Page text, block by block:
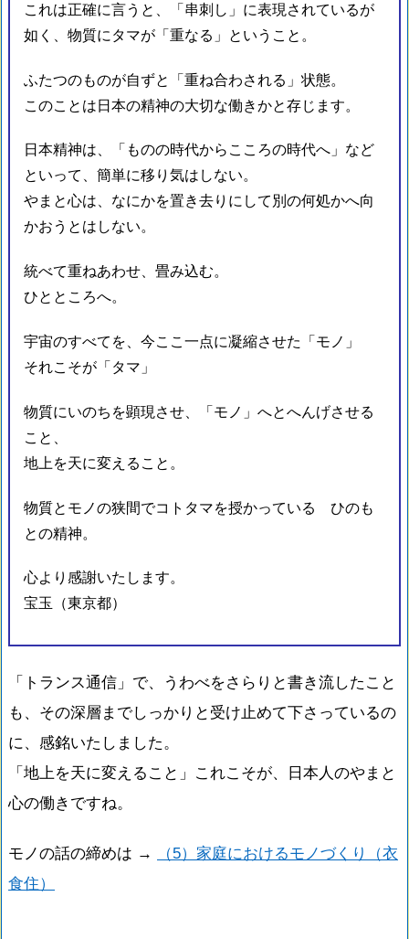
これは正確に言うと、「串刺し」に表現されているが
如く、物質にタマが「重なる」ということ。
ふたつのものが自ずと「重ね合わされる」状態。
このことは日本の精神の大切な働きかと存じます。
日本精神は、「ものの時代からこころの時代へ」など
といって、簡単に移り気はしない。
やまと心は、なにかを置き去りにして別の何処かへ向
かおうとはしない。
統べて重ねあわせ、畳み込む。
ひとところへ。
宇宙のすべてを、今ここ一点に凝縮させた「モノ」
それこそが「タマ」
物質にいのちを顕現させ、「モノ」へとへんげさせる
こと、
地上を天に変えること。
物質とモノの狭間でコトタマを授かっている ひのも
との精神。
心より感謝いたします。
宝玉（東京都）
「トランス通信」で、うわべをさらりと書き流したこと
も、その深層までしっかりと受け止めて下さっているの
に、感銘いたしました。
「地上を天に変えること」これこそが、日本人のやまと
心の働きですね。
モノの話の締めは →
（5）家庭におけるモノづくり（衣
食住）